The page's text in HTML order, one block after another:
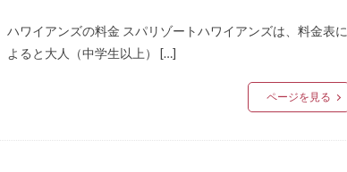
ハワイアンズの料金 スパリゾートハワイアンズは、料金表に
よると大人（中学生以上） […]
ページを見る